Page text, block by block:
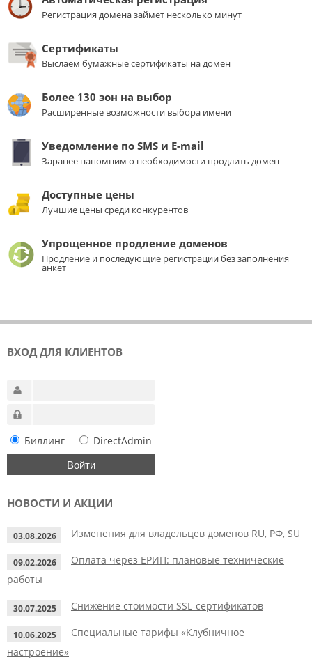
Регистрация домена займет несколько минут
Сертификаты
Выслаем бумажные сертификаты на домен
Более 130 зон на выбор
Расширенные возможности выбора имени
Уведомление по SMS и E-mail
Заранее напомним о необходимости продлить домен
Доступные цены
Лучшие цены среди конкурентов
Упрощенное продление доменов
Продление и последующие регистрации без заполнения
анкет
ВХОД ДЛЯ КЛИЕНТОВ
Биллинг DirectAdmin
НОВОСТИ И АКЦИИ
03.08.2026 Изменения для владельцев доменов RU, РФ, SU
09.02.2026
Оплата через ЕРИП: плановые технические
работы
30.07.2025 Снижение стоимости SSL-сертификатов
10.06.2025
Специальные тарифы «Клубничное
настроение»